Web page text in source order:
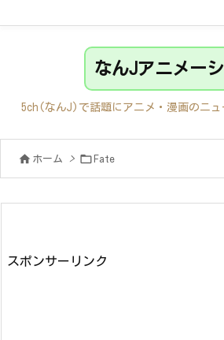
なんJアニメー
5ch(なんJ)で話題にアニメ・漫画のニュ
 ホーム >  Fate
スポンサーリンク